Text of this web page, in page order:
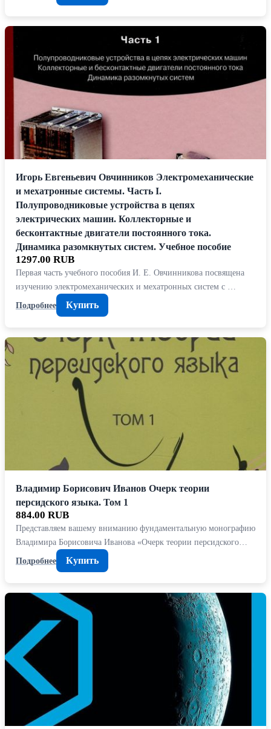
Игорь Евгеньевич Овчинников Электромеханические
и мехатронные системы. Часть I.
Полупроводниковые устройства в цепях
электрических машин. Коллекторные и
бесконтактные двигатели постоянного тока.
Динамика разомкнутых систем. Учебное пособие
1297.00 RUB
Первая часть учебного пособия И. Е. Овчинникова посвящена
изучению электромеханических и мехатронных систем с …
Подробнее
Купить
Владимир Борисович Иванов Очерк теории
персидского языка. Том 1
884.00 RUB
Представляем вашему вниманию фундаментальную монографию
Владимира Борисовича Иванова «Очерк теории персидского…
Подробнее
Купить